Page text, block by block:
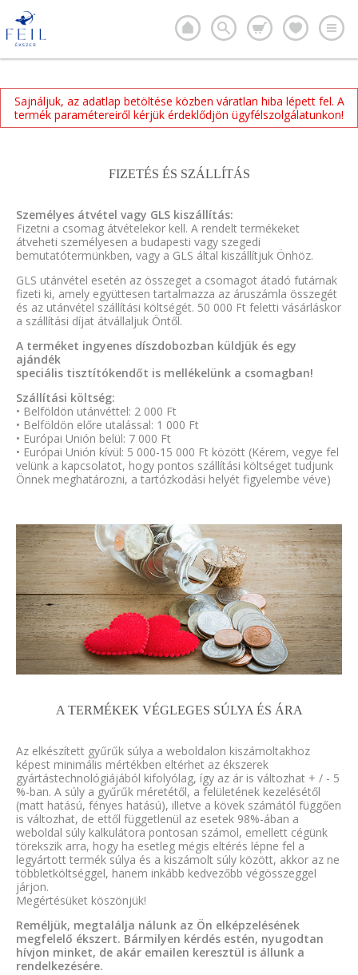
Sajnáljuk, az adatlap betöltése közben váratlan hiba lépett fel. A
termék paramétereiről kérjük érdeklődjön ügyfélszolgálatunkon!
FIZETÉS ÉS SZÁLLÍTÁS
Személyes átvétel vagy GLS kiszállítás:
Fizetni a csomag átvételekor kell. A rendelt termékeket
átveheti személyesen a budapesti vagy szegedi
bemutatótermünkben, vagy a GLS által kiszállítjuk Önhöz.
GLS utánvétel esetén az összeget a csomagot átadó futárnak
fizeti ki, amely együttesen tartalmazza az áruszámla összegét
és az utánvétel szállítási költségét. 50 000 Ft feletti vásárláskor
a szállítási díjat átvállaljuk Öntől.
A terméket ingyenes díszdobozban küldjük és egy
ajándék
speciális tisztítókendőt is mellékelünk a csomagban!
Szállítási költség:
• Belföldön utánvéttel: 2 000 Ft
• Belföldön előre utalással: 1 000 Ft
• Európai Unión belül: 7 000 Ft
• Európai Unión kívül: 5 000-15 000 Ft között (Kérem, vegye fel
velünk a kapcsolatot, hogy pontos szállítási költséget tudjunk
Önnek meghatározni, a tartózkodási helyét figyelembe véve)
A TERMÉKEK VÉGLEGES SÚLYA ÉS ÁRA
Az elkészített gyűrűk súlya a weboldalon kiszámoltakhoz
képest minimális mértékben eltérhet az ékszerek
gyártástechnológiájából kifolyólag, így az ár is változhat + / - 5
%-ban. A súly a gyűrűk méretétől, a felületének kezelésétől
(matt hatású, fényes hatású), illetve a kövek számától függően
is változhat, de ettől függetlenül az esetek 98%-ában a
weboldal súly kalkulátora pontosan számol, emellett cégünk
törekszik arra, hogy ha esetleg mégis eltérés lépne fel a
legyártott termék súlya és a kiszámolt súly között, akkor az ne
többletköltséggel, hanem inkább kedvezőbb végösszeggel
járjon.
Megértésüket köszönjük!
Reméljük, megtalálja nálunk az Ön elképzelésének
megfelelő ékszert. Bármilyen kérdés estén, nyugodtan
hívjon minket, de akár emailen keresztül is állunk a
rendelkezésére.